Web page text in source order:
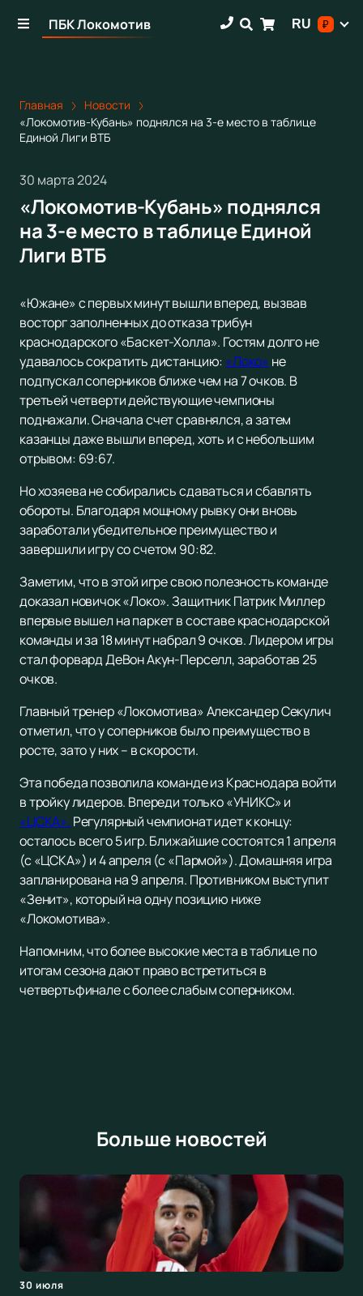
ПБК Локомотив RU ₽
Главная
Новости
«Локомотив-Кубань» поднялся на 3-е место в таблице
Единой Лиги ВТБ
30 марта 2024
«Локомотив-Кубань» поднялся
на 3-е место в таблице Единой
Лиги ВТБ
«Южане» с первых минут вышли вперед, вызвав
восторг заполненных до отказа трибун
краснодарского «Баскет-Холла». Гостям долго не
удавалось сократить дистанцию: «Локо» не
подпускал соперников ближе чем на 7 очков. В
третьей четверти действующие чемпионы
поднажали. Сначала счет сравнялся, а затем
казанцы даже вышли вперед, хоть и с небольшим
отрывом: 69:67.
Но хозяева не собирались сдаваться и сбавлять
обороты. Благодаря мощному рывку они вновь
заработали убедительное преимущество и
завершили игру со счетом 90:82.
Заметим, что в этой игре свою полезность команде
доказал новичок «Локо». Защитник Патрик Миллер
впервые вышел на паркет в составе краснодарской
команды и за 18 минут набрал 9 очков. Лидером игры
стал форвард ДеВон Акун-Перселл, заработав 25
очков.
Главный тренер «Локомотива» Александер Секулич
отметил, что у соперников было преимущество в
росте, зато у них – в скорости.
Эта победа позволила команде из Краснодара войти
в тройку лидеров. Впереди только «УНИКС» и
«ЦСКА». Регулярный чемпионат идет к концу:
осталось всего 5 игр. Ближайшие состоятся 1 апреля
(с «ЦСКА») и 4 апреля (с «Пармой»). Домашняя игра
запланирована на 9 апреля. Противником выступит
«Зенит», который на одну позицию ниже
«Локомотива».
Напомним, что более высокие места в таблице по
итогам сезона дают право встретиться в
четвертьфинале с более слабым соперником.
Больше новостей
30 июля